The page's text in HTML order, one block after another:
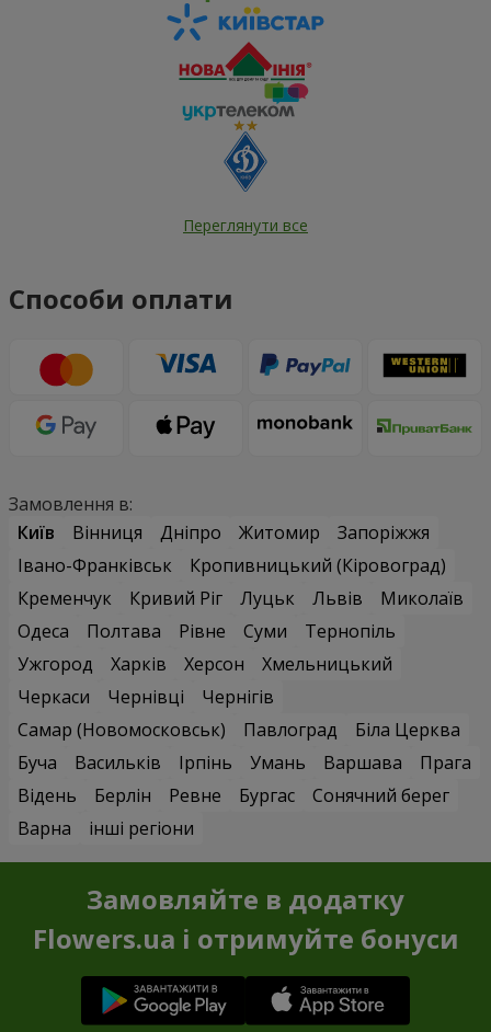
Переглянути все
Способи оплати
Замовлення в:
Київ
Вінниця Дніпро Житомир
Запоріжжя
Івано-Франківськ
Кропивницький (Кіровоград)
Кременчук
Кривий Ріг Луцьк Львів
Миколаїв
Одеса
Полтава Рівне Суми
Тернопіль
Ужгород
Харків Херсон
Хмельницький
Черкаси
Чернівці
Чернігів
Самар (Новомосковськ)
Павлоград
Біла Церква
Буча
Васильків Ірпінь Умань Варшава
Прага
Відень
Берлін Ревне Бургас
Сонячний берег
Варна
інші регіони
Замовляйте в додатку
Flowers.ua і отримуйте бонуси